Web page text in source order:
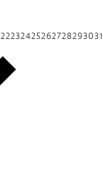
22232425262728293031